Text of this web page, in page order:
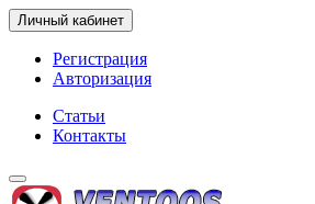
Личный кабинет
Регистрация
Авторизация
Статьи
Контакты